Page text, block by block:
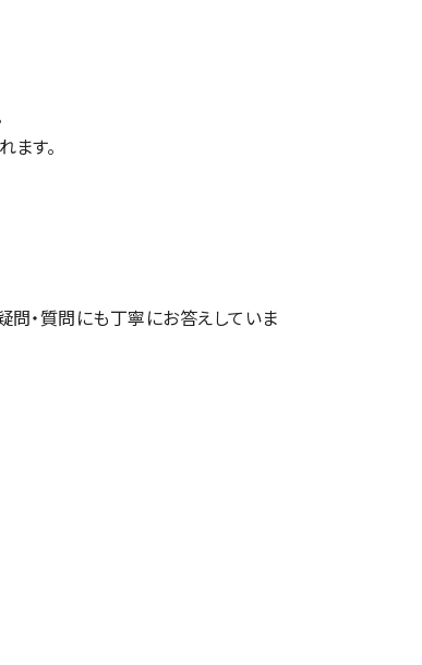
す。
・質問にも丁寧にお答えしていま